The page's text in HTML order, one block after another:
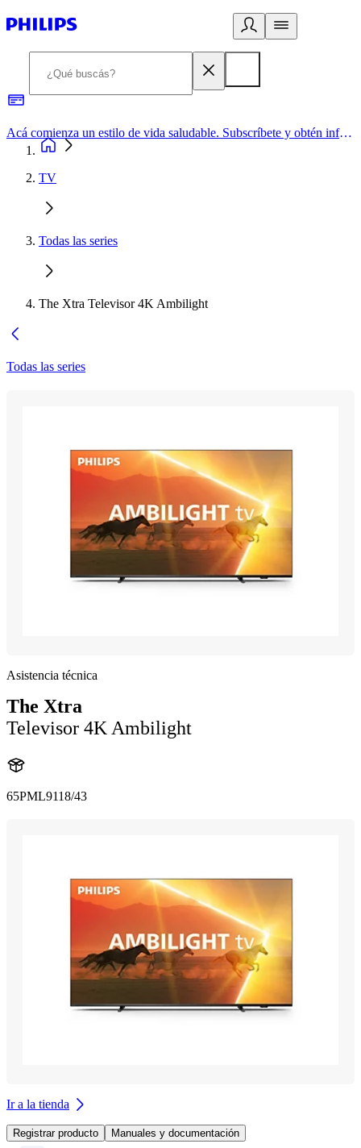
Acá comienza un estilo de vida saludable. Subscríbete y obtén información de primera mano
TV
Todas las series
The Xtra Televisor 4K Ambilight
Todas las series
Asistencia técnica
The Xtra
Televisor 4K Ambilight
65PML9118/43
Ir a la tienda
Registrar producto Manuales y documentación